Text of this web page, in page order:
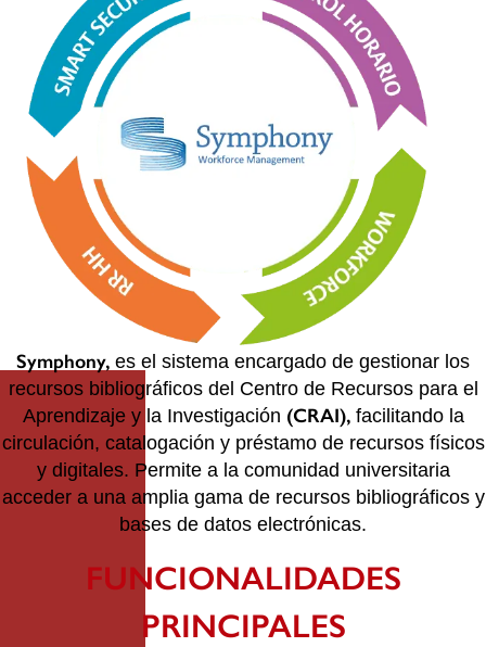
Symphony, es el sistema encargado de gestionar los
recursos bibliográficos del Centro de Recursos para el
Aprendizaje y la Investigación (CRAI),facilitando la
circulación, catalogación y préstamo de recursos físicos
y digitales. Permite a la comunidad universitaria
acceder a una amplia gama de recursos bibliográficos y
bases de datos electrónicas.
FUNCIONALIDADES
PRINCIPALES